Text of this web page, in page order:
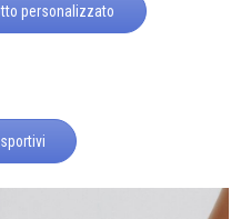
personalizzato